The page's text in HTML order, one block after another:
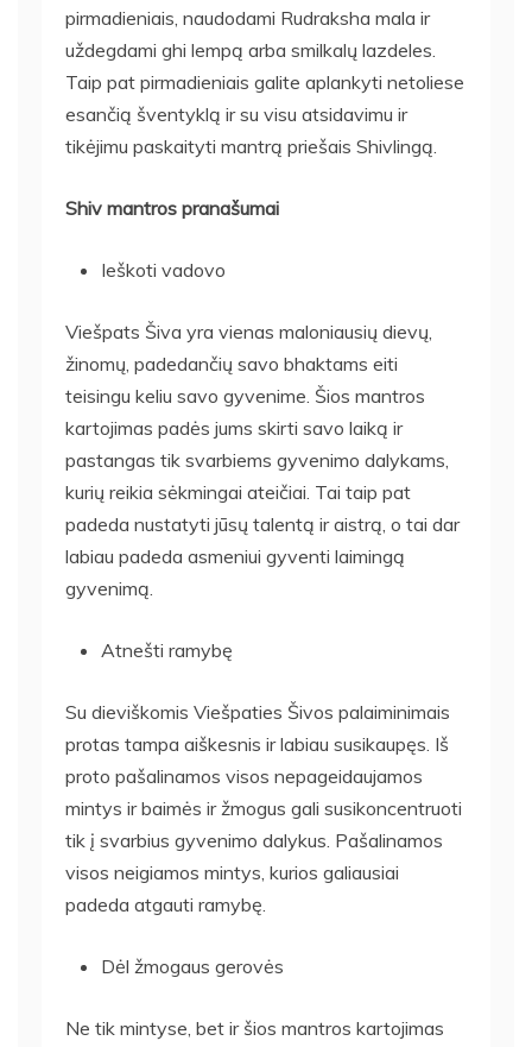
pirmadieniais, naudodami Rudraksha mala ir
uždegdami ghi lempą arba smilkalų lazdeles.
Taip pat pirmadieniais galite aplankyti netoliese
esančią šventyklą ir su visu atsidavimu ir
tikėjimu paskaityti mantrą priešais Shivlingą.
Shiv mantros pranašumai
Ieškoti vadovo
Viešpats Šiva yra vienas maloniausių dievų,
žinomų, padedančių savo bhaktams eiti
teisingu keliu savo gyvenime. Šios mantros
kartojimas padės jums skirti savo laiką ir
pastangas tik svarbiems gyvenimo dalykams,
kurių reikia sėkmingai ateičiai. Tai taip pat
padeda nustatyti jūsų talentą ir aistrą, o tai dar
labiau padeda asmeniui gyventi laimingą
gyvenimą.
Atnešti ramybę
Su dieviškomis Viešpaties Šivos palaiminimais
protas tampa aiškesnis ir labiau susikaupęs. Iš
proto pašalinamos visos nepageidaujamos
mintys ir baimės ir žmogus gali susikoncentruoti
tik į svarbius gyvenimo dalykus. Pašalinamos
visos neigiamos mintys, kurios galiausiai
padeda atgauti ramybę.
Dėl žmogaus gerovės
Ne tik mintyse, bet ir šios mantros kartojimas